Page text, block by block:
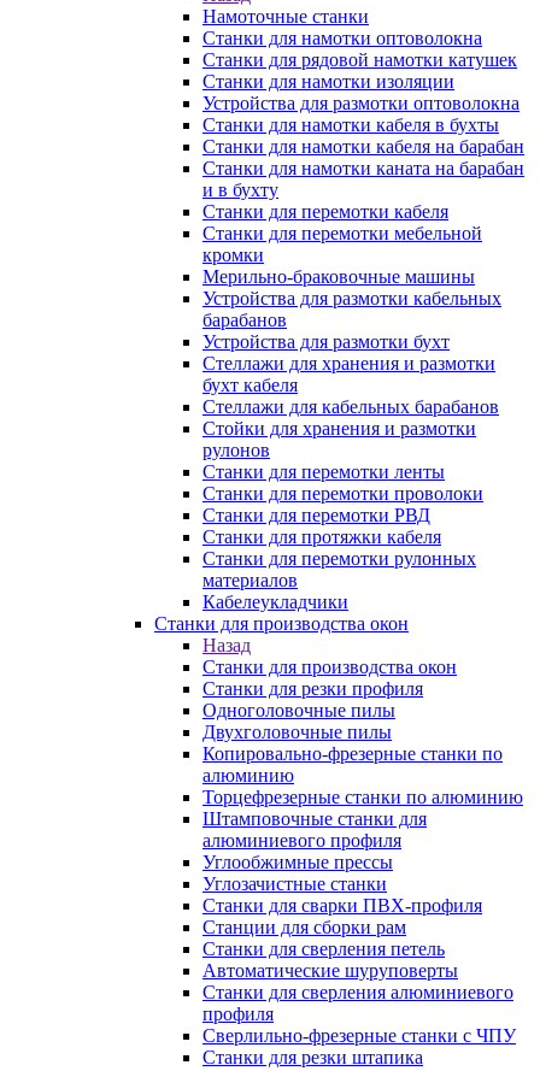
Намоточные станки
Станки для намотки оптоволокна
Станки для рядовой намотки катушек
Станки для намотки изоляции
Устройства для размотки оптоволокна
Станки для намотки кабеля в бухты
Станки для намотки кабеля на барабан
Станки для намотки каната на барабан
и в бухту
Станки для перемотки кабеля
Станки для перемотки мебельной
кромки
Мерильно-браковочные машины
Устройства для размотки кабельных
барабанов
Устройства для размотки бухт
Стеллажи для хранения и размотки
бухт кабеля
Стеллажи для кабельных барабанов
Стойки для хранения и размотки
рулонов
Станки для перемотки ленты
Станки для перемотки проволоки
Станки для перемотки РВД
Станки для протяжки кабеля
Станки для перемотки рулонных
материалов
Кабелеукладчики
Станки для производства окон
Назад
Станки для производства окон
Станки для резки профиля
Одноголовочные пилы
Двухголовочные пилы
Копировально-фрезерные станки по
алюминию
Торцефрезерные станки по алюминию
Штамповочные станки для
алюминиевого профиля
Углообжимные прессы
Углозачистные станки
Станки для сварки ПВХ-профиля
Станции для сборки рам
Станки для сверления петель
Автоматические шуруповерты
Станки для сверления алюминиевого
профиля
Сверлильно-фрезерные станки с ЧПУ
Станки для резки штапика